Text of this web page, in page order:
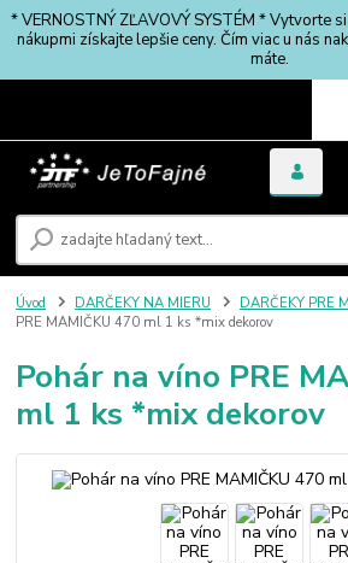
* VERNOSTNÝ ZĽAVOVÝ SYSTÉM * Vytvorte
nákupmi získajte lepšie ceny. Čím viac u nás
máte.
Úvod DARČEKY NA MIERU DARČEKY PRE
PRE MAMIČKU 470 ml 1 ks *mix dekorov
Pohár na víno PRE
ml 1 ks *mix dekorov